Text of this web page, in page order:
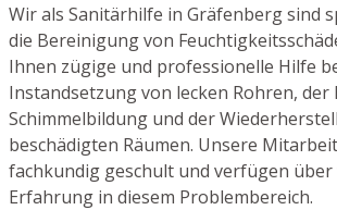
Wir als Sanitärhilfe in Gräfenberg sind
die Bereinigung von
Ihnen zügige und professionelle Hilfe
Instandsetzung von lecken Rohren,
Schimmelbildung und der
beschädigten Räumen. Unsere
fachkundig geschult und verfügen über
Erfahrung in diesem Problembereich.